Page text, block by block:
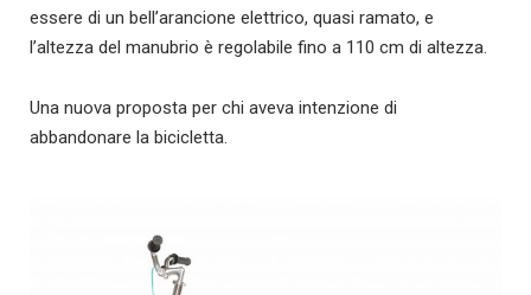
essere di un bell’arancione elettrico, quasi ramato, e
l’altezza del manubrio è regolabile fino a 110 cm di altezza.
Una nuova proposta per chi aveva intenzione di
abbandonare la bicicletta.